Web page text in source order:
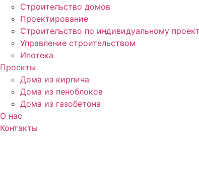
Строительство домов
Проектирование
Строительство по индивидуальному
Управление строительством
Ипотека
Проекты
Дома из кирпича
Дома из пеноблоков
Дома из газобетона
О нас
Контакты